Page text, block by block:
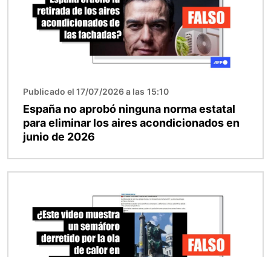
Publicado el 17/07/2026 a las 15:10
España no aprobó ninguna norma estatal
para eliminar los aires acondicionados en
junio de 2026